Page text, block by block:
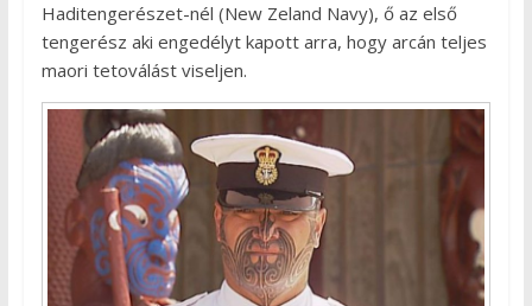
Haditengerészet-nél (New Zeland Navy), ő az első
tengerész aki engedélyt kapott arra, hogy arcán teljes
maori tetoválást viseljen.